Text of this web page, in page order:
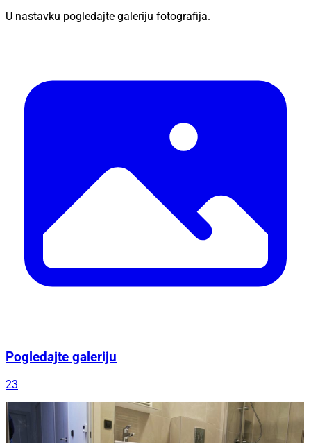
U nastavku pogledajte galeriju fotografija.
Pogledajte galeriju
23